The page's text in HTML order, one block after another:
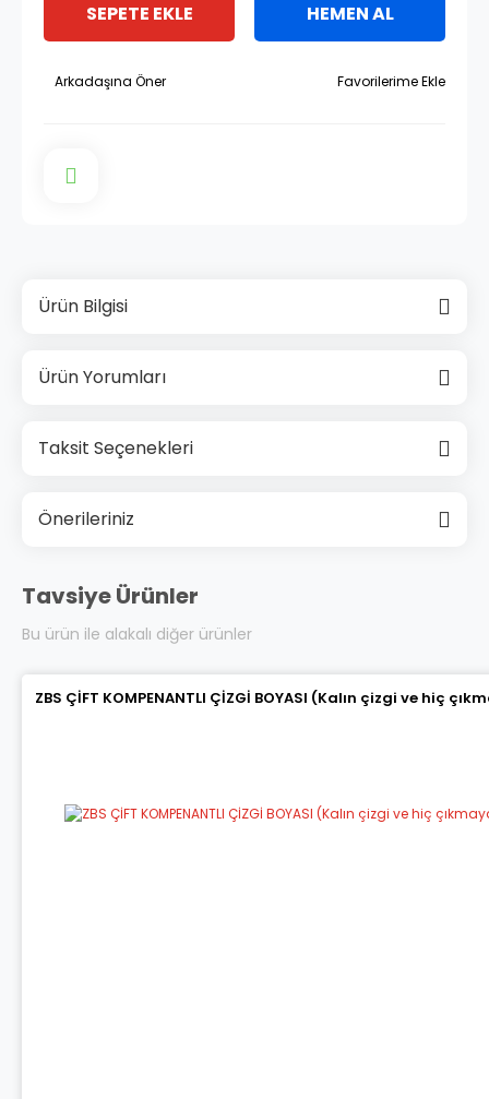
SEPETE EKLE HEMEN AL
Arkadaşına Öner
Ürün Bilgisi
Ürün Yorumları
Taksit Seçenekleri
Önerileriniz
Tavsiye Ürünler
Bu ürün ile alakalı diğer ürünler
ZBS ÇİFT KOMPENANTLI ÇİZGİ BOYASI (Kalın çizgi ve hiç